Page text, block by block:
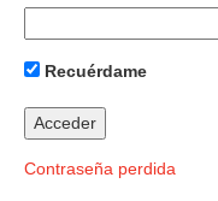
Recuérdame
Contraseña perdida